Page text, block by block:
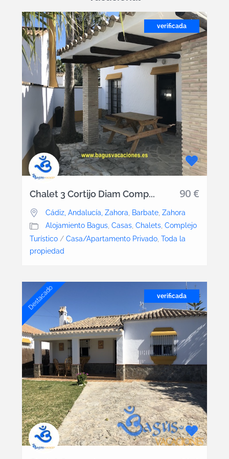
verificada
90 €
Chalet 3 Cortijo Diam Comp...
Cádiz, Andalucía, Zahora Barbate Zahora
Alojamiento Bagus, Casas, Chalets, Complejo
Turístico / Casa/Apartamento Privado Toda la
propiedad
Destacado verificada